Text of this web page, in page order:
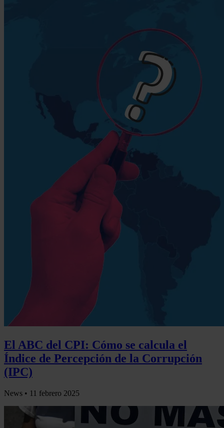
El ABC del CPI: Cómo se calcula el
Índice de Percepción de la Corrupción
(IPC)
News • 11 febrero 2025